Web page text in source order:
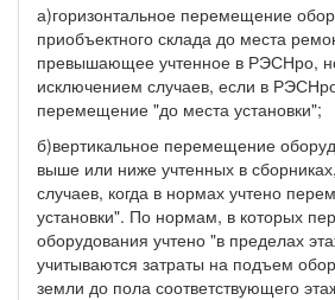
а)горизонтальное перемещение
приобъектного склада до места
превышающее учтенное в РЭСНро,
исключением случаев, если в
перемещение "до места установки";
б)вертикальное перемещение
выше или ниже учтенных в
случаев, когда в нормах учтено
установки". По нормам, в которых
оборудования учтено "в пределах
учитываются затраты на подъем
земли до пола соответствующего